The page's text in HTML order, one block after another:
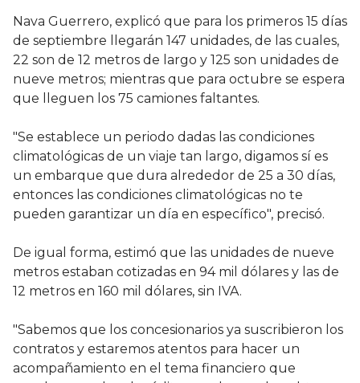
Nava Guerrero, explicó que para los primeros 15 días
de septiembre llegarán 147 unidades, de las cuales,
22 son de 12 metros de largo y 125 son unidades de
nueve metros; mientras que para octubre se espera
que lleguen los 75 camiones faltantes.
"Se establece un periodo dadas las condiciones
climatológicas de un viaje tan largo, digamos sí es
un embarque que dura alrededor de 25 a 30 días,
entonces las condiciones climatológicas no te
pueden garantizar un día en específico", precisó.
De igual forma, estimó que las unidades de nueve
metros estaban cotizadas en 94 mil dólares y las de
12 metros en 160 mil dólares, sin IVA.
"Sabemos que los concesionarios ya suscribieron los
contratos y estaremos atentos para hacer un
acompañamiento en el tema financiero que